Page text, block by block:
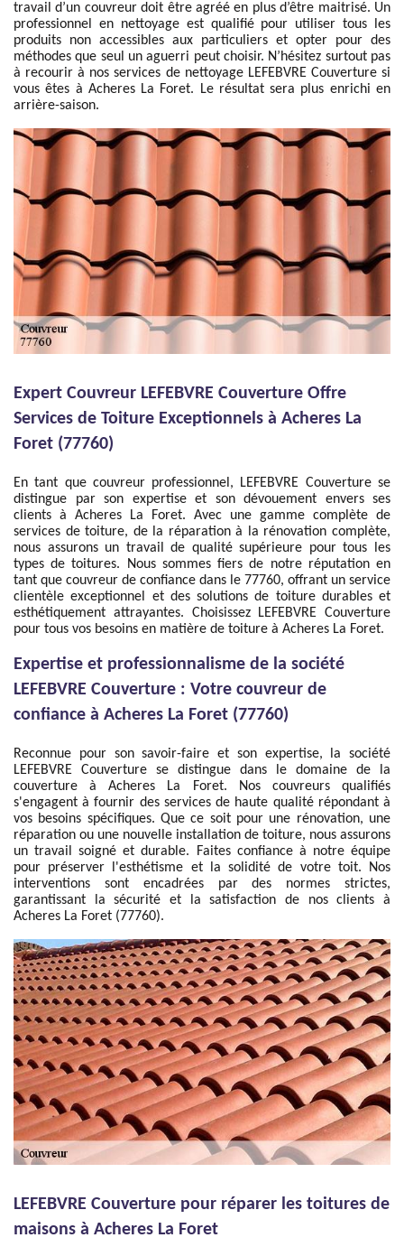
travail d’un couvreur doit être agréé en plus d’être maitrisé. Un
professionnel en nettoyage est qualifié pour utiliser tous les
produits non accessibles aux particuliers et opter pour des
méthodes que seul un aguerri peut choisir. N’hésitez surtout pas
à recourir à nos services de nettoyage LEFEBVRE Couverture si
vous êtes à Acheres La Foret. Le résultat sera plus enrichi en
arrière-saison.
Expert Couvreur LEFEBVRE Couverture Offre
Services de Toiture Exceptionnels à Acheres La
Foret (77760)
En tant que couvreur professionnel, LEFEBVRE Couverture se
distingue par son expertise et son dévouement envers ses
clients à Acheres La Foret. Avec une gamme complète de
services de toiture, de la réparation à la rénovation complète,
nous assurons un travail de qualité supérieure pour tous les
types de toitures. Nous sommes fiers de notre réputation en
tant que couvreur de confiance dans le 77760, offrant un service
clientèle exceptionnel et des solutions de toiture durables et
esthétiquement attrayantes. Choisissez LEFEBVRE Couverture
pour tous vos besoins en matière de toiture à Acheres La Foret.
Expertise et professionnalisme de la société
LEFEBVRE Couverture : Votre couvreur de
confiance à Acheres La Foret (77760)
Reconnue pour son savoir-faire et son expertise, la société
LEFEBVRE Couverture se distingue dans le domaine de la
couverture à Acheres La Foret. Nos couvreurs qualifiés
s'engagent à fournir des services de haute qualité répondant à
vos besoins spécifiques. Que ce soit pour une rénovation, une
réparation ou une nouvelle installation de toiture, nous assurons
un travail soigné et durable. Faites confiance à notre équipe
pour préserver l'esthétisme et la solidité de votre toit. Nos
interventions sont encadrées par des normes strictes,
garantissant la sécurité et la satisfaction de nos clients à
Acheres La Foret (77760).
LEFEBVRE Couverture pour réparer les toitures de
maisons à Acheres La Foret